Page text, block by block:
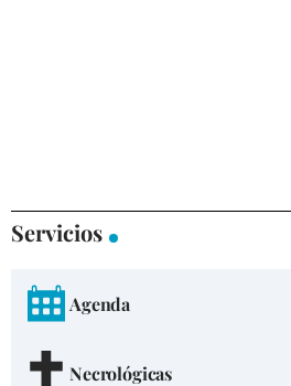
Servicios
Agenda
Necrológicas